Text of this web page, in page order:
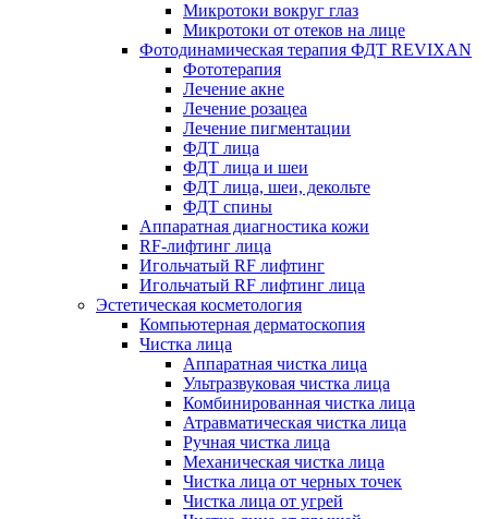
Микротоки вокруг глаз
Микротоки от отеков на лице
Фотодинамическая терапия ФДТ REVIXAN
Фототерапия
Лечение акне
Лечение розацеа
Лечение пигментации
ФДТ лица
ФДТ лица и шеи
ФДТ лица, шеи, декольте
ФДТ спины
Аппаратная диагностика кожи
RF-лифтинг лица
Игольчатый RF лифтинг
Игольчатый RF лифтинг лица
Эстетическая косметология
Компьютерная дерматоскопия
Чистка лица
Аппаратная чистка лица
Ультразвуковая чистка лица
Комбинированная чистка лица
Атравматическая чистка лица
Ручная чистка лица
Механическая чистка лица
Чистка лица от черных точек
Чистка лица от угрей